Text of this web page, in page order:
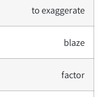
to exaggerate
blaze
factor